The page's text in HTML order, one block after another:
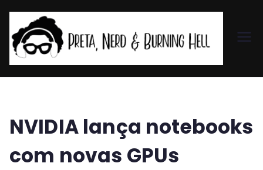
et
a,
N
NVIDIA lança notebooks
com novas GPUs